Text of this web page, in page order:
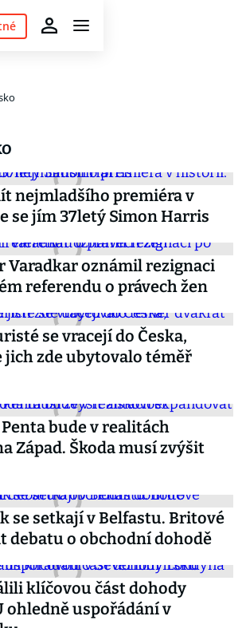
nejmladšího premiéra v
se jím 37letý Simon Harris
Varadkar oznámil rezignaci
referendu o právech žen
se vracejí do Česka,
jich zde ubytovalo téměř
bude v realitách
Západ. Škoda musí zvýšit
se setkají v Belfastu. Britové
debatu o obchodní dohodě
klíčovou část dohody
ohledně uspořádání v